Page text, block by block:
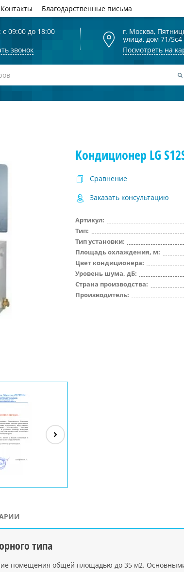
Контакты Благодарственные письма
09:00 до 18:00
звонок
г. Москва,
улица, дом 71/5с4
Посмотреть на
Код PHP ">
Кондиционер LG
Сравнение
Заказать консультацию
Артикул:
Тип:
Тип установки:
Площадь охлаждения, м:
Цвет кондиционера:
Уровень шума, дБ:
Страна производства:
Производитель:
типа
помещения общей площадью до 35 м2.